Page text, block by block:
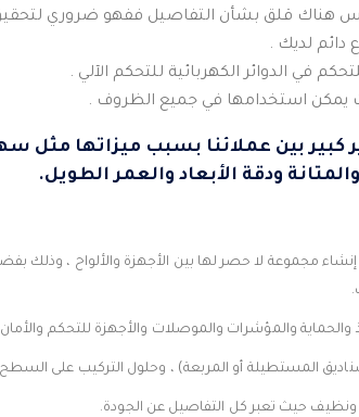
لديك .
في الدوائر الكهربائية للتحكم الآلي .
يمكن استخدامها في جميع الظروف .
كبير بين عملائنا بسبب ميزاتها مثل
ودقة الأبعاد والعمر الطويل.
إنشاء مجموعة لا حصر لها بين الأجهزة والألواح ، وذلك
والحماية والمؤشرات والموصلات والأجهزة للتحكم
المستطيلة أو المربعة) ، وحلول التركيب على
حيث تعبر كل التفاصيل عن الجودة.